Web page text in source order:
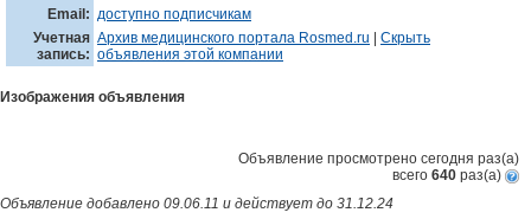
Email: доступно подписчикам
Учетная
запись:
Архив медицинского портала Rosmed.ru
Скрыть
объявления этой компании
Изображения объявления
Объявление просмотрено сегодня раз(a)
всего 640 раз(a)
Объявление добавлено 09.06.11 и действует до 31.12.24